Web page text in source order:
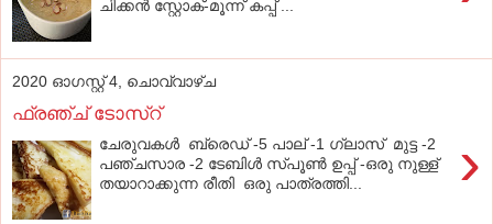
ചിക്കന്‍ സ്റ്റോക്-മൂന്ന് കപ്പ് ...
2020 ഓഗസ്റ്റ് 4, ചൊവ്വാഴ്ച
ഫ്രഞ്ച് ടോസ്റ്
›
ചേരുവകൾ ബ്രെഡ് -5 പാല് -1 ഗ്ലാസ്‌ മുട്ട -2
പഞ്ചസാര -2 ടേബിൾ സ്പൂൺ ഉപ്പ്‌ -ഒരു നുള്ള്
തയാറാക്കുന്ന രീതി ഒരു പാത്രത്തി...